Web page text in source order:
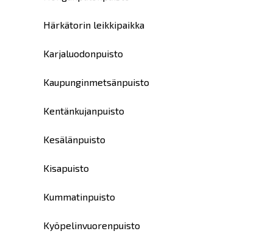
Härkätorin leikkipaikka
Karjaluodonpuisto
Kaupunginmetsänpuisto
Kentänkujanpuisto
Kesälänpuisto
Kisapuisto
Kummatinpuisto
Kyöpelinvuorenpuisto